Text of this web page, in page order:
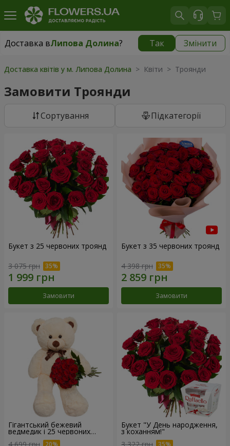
Доставка вЛипова Долина? Так Змінити
Доставка вЛипова Долина|1520 грн
Доставка квітів у м. Липова Долина > Квіти > Троянди
Замовити Троянди
Сортування Підкатегорії
Букет з 25 червоних троянд
3 075 грн
Замовити
Букет з 35 червоних троянд
4 398 грн
Замовити
Гігантський бежевий
ведмедик і 25 червоних
троянд
Букет "У День народження,
з коханням!"